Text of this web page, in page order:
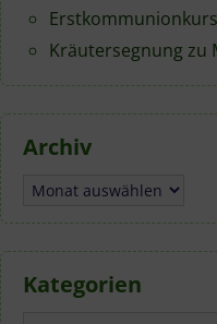
Kräutersegnung zu
Archiv
Archiv
Kategorien